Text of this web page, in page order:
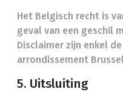
Het Belgisch recht is
geval van een geschil
Disclaimer zijn enkel
arrondissement
5. Uitsluiting